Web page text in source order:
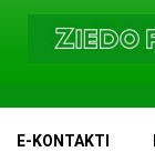
E-KONTAKTI